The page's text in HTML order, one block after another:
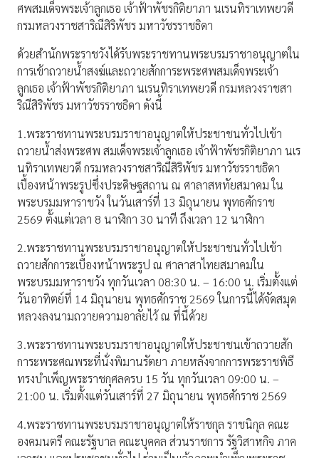
ศพสมเด็จพระเจ้าลูกเธอ เจ้าฟ้าพัชรกิติยาภา นเรนทิราเทพยวดี
กรมหลวงราชสาริณีสิริพัชร มหาวัชรราชธิดา
ด้วยสำนักพระราชวังได้รับพระราชทานพระบรมราชาอนุญาตใน
การเข้าถวายน้ำสงฆ์และถวายสักการะพระศพสมเด็จพระเจ้า
ลูกเธอ เจ้าฟ้าพัชรกิติยาภา นเรนทิราเทพยวดี กรมหลวงราชสา
ริณีสิริพัชร มหาวัชรราชธิดา ดังนี้
1.พระราชทานพระบรมราชาอนุญาตให้ประชาชนทั่วไปเข้า
ถวายน้ำส่งพระศพ สมเด็จพระเจ้าลูกเธอ เจ้าฟ้าพัชรกิติยาภา นเร
นทิราเทพยวดี กรมหลวงราชสาริณีสิริพัชร มหาวัชรราชธิดา
เบื้องหน้าพระรูปซึ่งประดิษฐสถาน ณ ศาลาสหทัยสมาคม ใน
พระบรมมหาราชวัง ในวันเสาร์ที่ 13 มิถุนายน พุทธศักราช
2569 ตั้งแต่เวลา 8 นาฬิกา 30 นาที ถึงเวลา 12 นาฬิกา
2.พระราชทานพระบรมราชาอนุญาตให้ประชาชนทั่วไปเข้า
ถวายสักการะเบื้องหน้าพระรูป ณ ศาลาสาไทยสมาคมใน
พระบรมมหาราชวัง ทุกวันเวลา 08:30 น. – 16:00 น. เริ่มตั้งแต่
วันอาทิตย์ที่ 14 มิถุนายน พุทธศักราช 2569 ในการนี้ได้จัดสมุด
หลวงลงนามถวายความอาลัยไว้ ณ ที่นี้ด้วย
3.พระราชทานพระบรมราชาอนุญาตให้ประชาชนเข้าถวายสัก
การะพระศณพระที่นั่งพิมานรัตยา ภายหลังจากการพระราชพิธี
ทรงบำเพ็ญพระราชกุศลครบ 15 วัน ทุกวันเวลา 09:00 น. –
21:00 น. เริ่มตั้งแต่วันเสาร์ที่ 27 มิถุนายน พุทธศักราช 2569
4.พระราชทานพระบรมราชาอนุญาตให้ราชกุล ราชนิกุล คณะ
องคมนตรี คณะรัฐบาล คณะบุคคล ส่วนราชการ รัฐวิสาหกิจ ภาค